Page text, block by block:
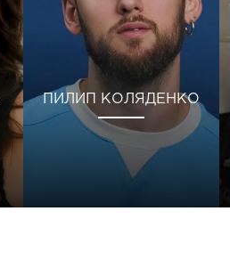
ПИЛИП КОЛЯДЕНКО